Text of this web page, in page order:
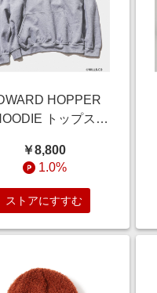
HOPPER
トップス
￥8,800
1.0%
ストアにすすむ